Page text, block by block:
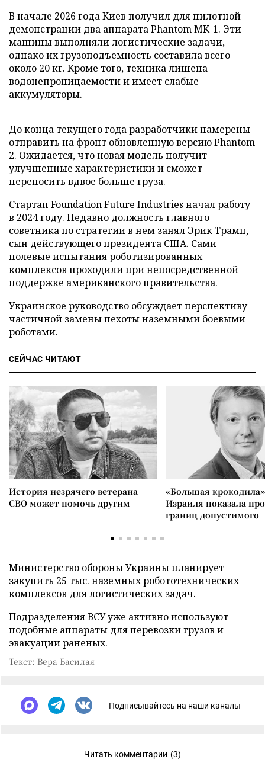
В начале 2026 года Киев получил для пилотной
демонстрации два аппарата Phantom MK-1. Эти
машины выполняли логистические задачи,
однако их грузоподъемность составила всего
около 20 кг. Кроме того, техника лишена
водонепроницаемости и имеет слабые
аккумуляторы.
До конца текущего года разработчики намерены
отправить на фронт обновленную версию Phantom
2. Ожидается, что новая модель получит
улучшенные характеристики и сможет
переносить вдвое больше груза.
Стартап Foundation Future Industries начал работу
в 2024 году. Недавно должность главного
советника по стратегии в нем занял Эрик Трамп,
сын действующего президента США. Сами
полевые испытания роботизированных
комплексов проходили при непосредственной
поддержке американского правительства.
Украинское руководство обсуждаетперспективу
частичной замены пехоты наземными боевыми
роботами.
СЕЙЧАС ЧИТАЮТ
История незрячего ветерана
СВО может помочь другим
«Большая
Израиля показала
границ допустимого
Министерство обороны Украиныпланирует
закупить 25 тыс. наземных робототехнических
комплексов для логистических задач.
Подразделения ВСУ уже активноиспользуют
подобные аппараты для перевозки грузов и
эвакуации раненых.
Текст: Вера Басилая
Подписывайтесь на наши каналы
Читать комментарии (3)